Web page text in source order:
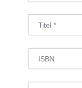
N
K
R